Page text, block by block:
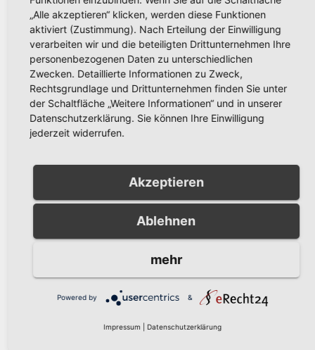
AKTUELLES
Schützenfest Bachum 2026:
Fotos und Video vom
Festzug in Bachum jetzt
online
JULI 20, 2026 RONNY GÄNGLER
AKTUELLES
Landesweiter Warntag am
Donnerstag, 12. März 2026
PRESSESTELLE STADT
„Alle akzeptieren“ klicken, werden diese Funktionen
aktiviert (Zustimmung). Nach Erteilung der Einwilligung
verarbeiten wir und die beteiligten Drittunternehmen Ihre
personenbezogenen Daten zu unterschiedlichen
Zwecken. Detaillierte Informationen zu Zweck,
Rechtsgrundlage und Drittunternehmen finden Sie unter
der Schaltfläche „Weitere Informationen“ und in unserer
Datenschutzerklärung. Sie können Ihre Einwilligung
jederzeit widerrufen.
Akzeptieren
Ablehnen
mehr
Powered by &
Impressum Datenschutzerklärung